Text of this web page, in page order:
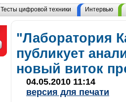
Тесты цифровой техники Интервью
"Лаборатория
публикует
новый виток
04.05.2010 11:14
версия для печати